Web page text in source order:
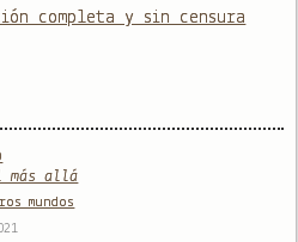
completa y sin censura
más allá
mundos